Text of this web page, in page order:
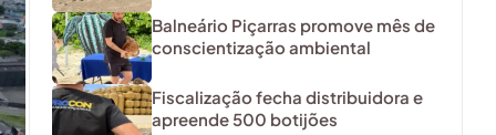
Balneário Piçarras promove mês de
conscientização ambiental
Fiscalização fecha distribuidora e
apreende 500 botijões